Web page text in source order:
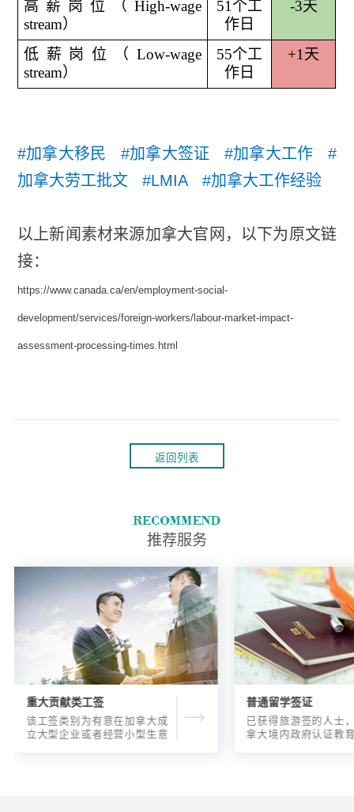
高薪岗位（High-wage
stream）
51 个工
作日
-3天
低薪岗位（Low-wage
stream）
55个工
作日
+1 天
#加拿大移民 #加拿大签证 #加拿大工作 #
加拿大劳工批文 #LMIA #加拿大工作经验
以上新闻素材来源加拿大官网，以下为原文链
接：
https://www.canada.ca/en/employment-social-
development/services/foreign-workers/labour-market-impact-
assessment-processing-times.html
返回列表
推荐服务
重大贡献类工签
该工签类别为有意在加拿大成
立大型企业或者经营小型生意
普通留学签证
已获得旅游签的人士
拿大境内政府认证教